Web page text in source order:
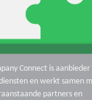
Connect is aanbieder
en werkt samen
partners en